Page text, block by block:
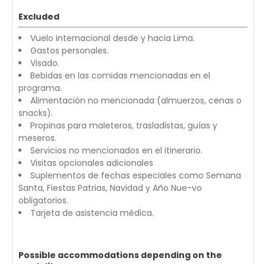
Excluded
Vuelo internacional desde y hacia Lima.
Gastos personales.
Visado.
Bebidas en las comidas mencionadas en el
programa.
Alimentación no mencionada (almuerzos, cenas o
snacks).
Propinas para maleteros, trasladistas, guías y
meseros.
Servicios no mencionados en el itinerario.
Visitas opcionales adicionales
Suplementos de fechas especiales como Semana
Santa, Fiestas Patrias, Navidad y Año Nue-vo
obligatorios.
Tarjeta de asistencia médica.
Possible accommodations depending on the